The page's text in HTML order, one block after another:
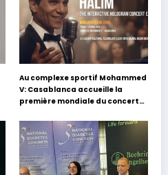
Au complexe sportif Mohammed
V: Casablanca accueille la
première mondiale du concert
Hafez